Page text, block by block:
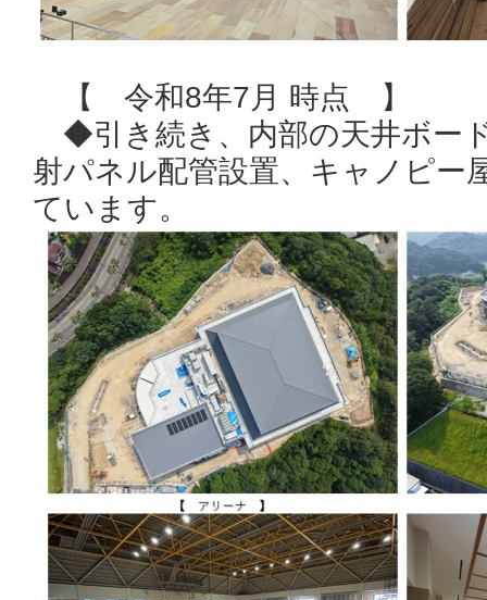
【 令和8年7月 時点 】
◆引き続き、内部の天井ボー
射パネル配管設置、キャノピー
ています。